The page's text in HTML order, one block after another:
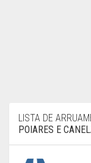
LISTA DE
POIARES E